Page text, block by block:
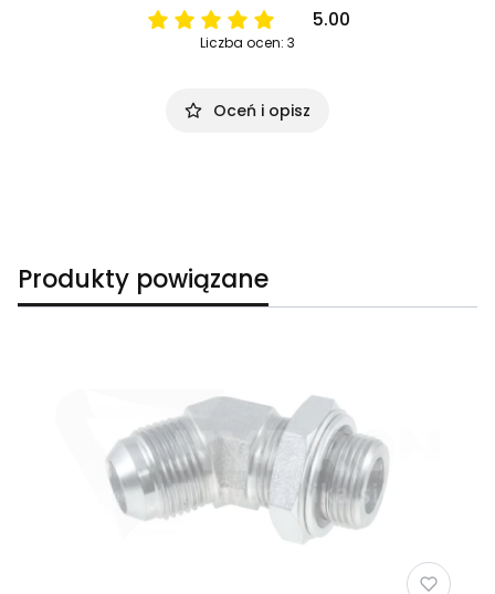
5.00
Liczba ocen: 3
Oceń i opisz
Produkty powiązane